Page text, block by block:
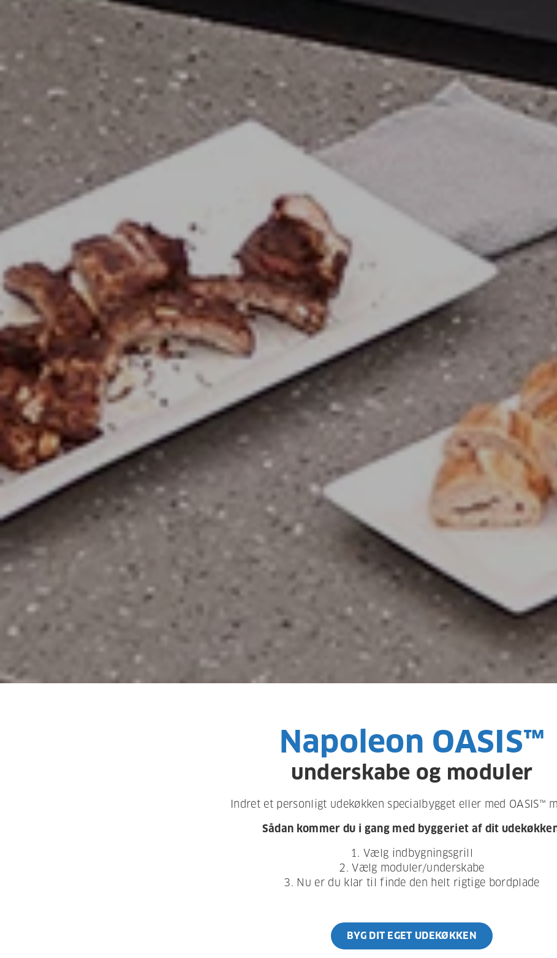
Napoleon OASIS™
underskabe og moduler
Indret et personligt udekøkken specialbygget eller med OASIS™
Sådan kommer du i gang med byggeriet af dit
1. Vælg indbygningsgrill
2. Vælg moduler/underskabe
3. Nu er du klar til finde den helt rigtige bordplade
BYG DIT EGET UDEKØKKEN